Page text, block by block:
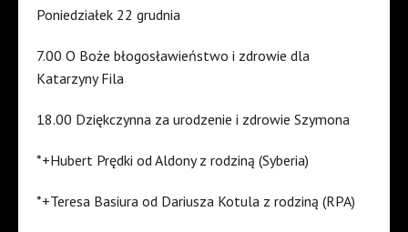
Poniedziałek 22 grudnia
7.00 O Boże błogosławieństwo i zdrowie dla
Katarzyny Fila
18.00 Dziękczynna za urodzenie i zdrowie Szymona
*+Hubert Prędki od Aldony z rodziną (Syberia)
*+Teresa Basiura od Dariusza Kotula z rodziną (RPA)